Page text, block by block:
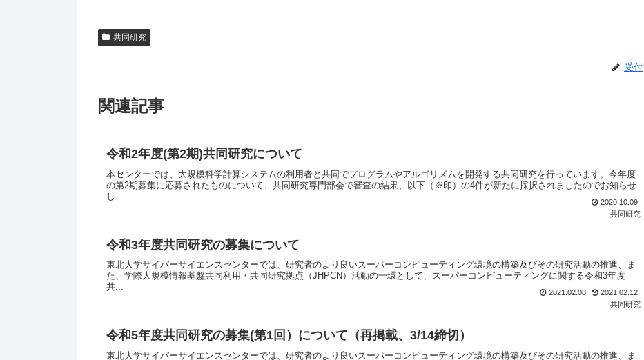
共同研究
受付
関連記事
令和2年度(第2期)共同研究について
本センターでは、大規模科学計算システムの利用者と共同でプログラムやアルゴリズムを開発する共同研究を行っています。今年度
の第2期募集に応募されたものについて、共同研究専門部会で審査の結果、以下（※印）の4件が新たに採択されましたのでお知らせ
し...
2020.10.09
共同研究
令和3年度共同研究の募集について
東北大学サイバーサイエンスセンターでは、研究者のより良いスーパーコンピューティング環境の構築及びその研究活動の推進、ま
た、学際大規模情報基盤共同利用・共同研究拠点（JHPCN）活動の一環として、スーパーコンピューティングに関する令和3年度
共...
2021.02.08
2021.02.12
共同研究
令和5年度共同研究の募集(第1回）について（再掲載、3/14締切）
東北大学サイバーサイエンスセンターでは、研究者のより良いスーパーコンピューティング環境の構築及びその研究活動の推進、ま